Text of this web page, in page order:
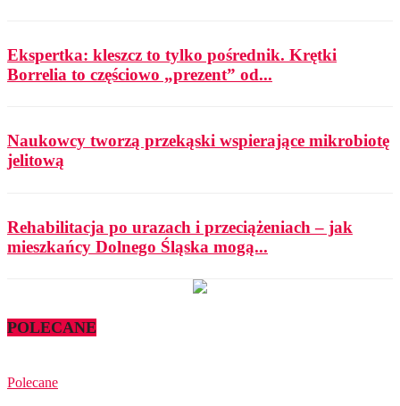
Ekspertka: kleszcz to tylko pośrednik. Krętki
Borrelia to częściowo „prezent” od...
Naukowcy tworzą przekąski wspierające mikrobiotę
jelitową
Rehabilitacja po urazach i przeciążeniach – jak
mieszkańcy Dolnego Śląska mogą...
POLECANE
Polecane